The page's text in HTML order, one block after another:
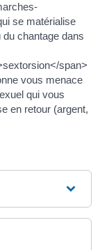
se matérialise
chantage dans
span>
vous menace
qui vous
en retour (argent,